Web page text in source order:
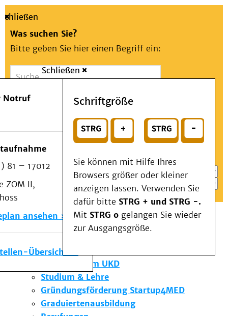
Suche
Schließen
Was suchen Sie?
Bitte geben Sie hier einen Begriff ein:
Suchen
oder
Wählen Sie ein Thema für Ihren Schnelleinstieg
Notfall
Schließen
Notruf
81 – 17012
ZOM II,
ansehen
Übersicht
Schriftgröße
Sie können mit Hilfe Ihres
Browsers größer oder kleiner
anzeigen lassen. Verwenden Sie
dafür bitte STRG + und STRG -.
Mit STRG o gelangen Sie wieder
zur Ausgangsgröße.
Menü
Patienten & Besucher
Kliniken/Institute/Zentren
Als Patient am UKD
Beratung und Unterstützung
Veranstaltungen
Kommunikation im Medizinwesen (KIM)
Notfall
Forschung & Lehre
Die Institute des UKD
Forschung am UKD
Studium & Lehre
Gründungsförderung Startup4MED
Graduiertenausbildung